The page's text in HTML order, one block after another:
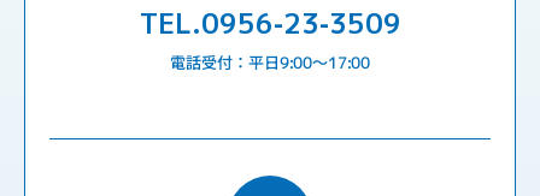
TEL.0956-23-3509
電話受付：平日9:00〜17:00